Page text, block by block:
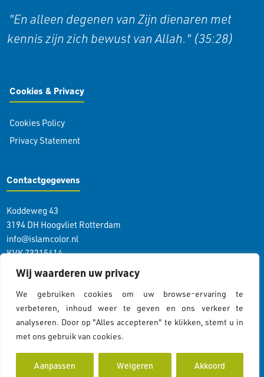
Wij waarderen uw privacy
We gebruiken cookies om uw browse-ervaring te
verbeteren, inhoud weer te geven en ons verkeer te
analyseren. Door op "Alles accepteren" te klikken, stemt u in
met ons gebruik van cookies.
Aanpassen Weigeren Akkoord
"En alleen degenen van Zijn dienaren met
kennis zijn zich bewust van Allah." (35:28)
Cookies & Privacy
Cookies Policy
Privacy Statement
Contactgegevens
Koddeweg 43
3194 DH Hoogvliet Rotterdam
info@islamcolor.nl
KVK 73215414
RSIN 859403865
Volg ons